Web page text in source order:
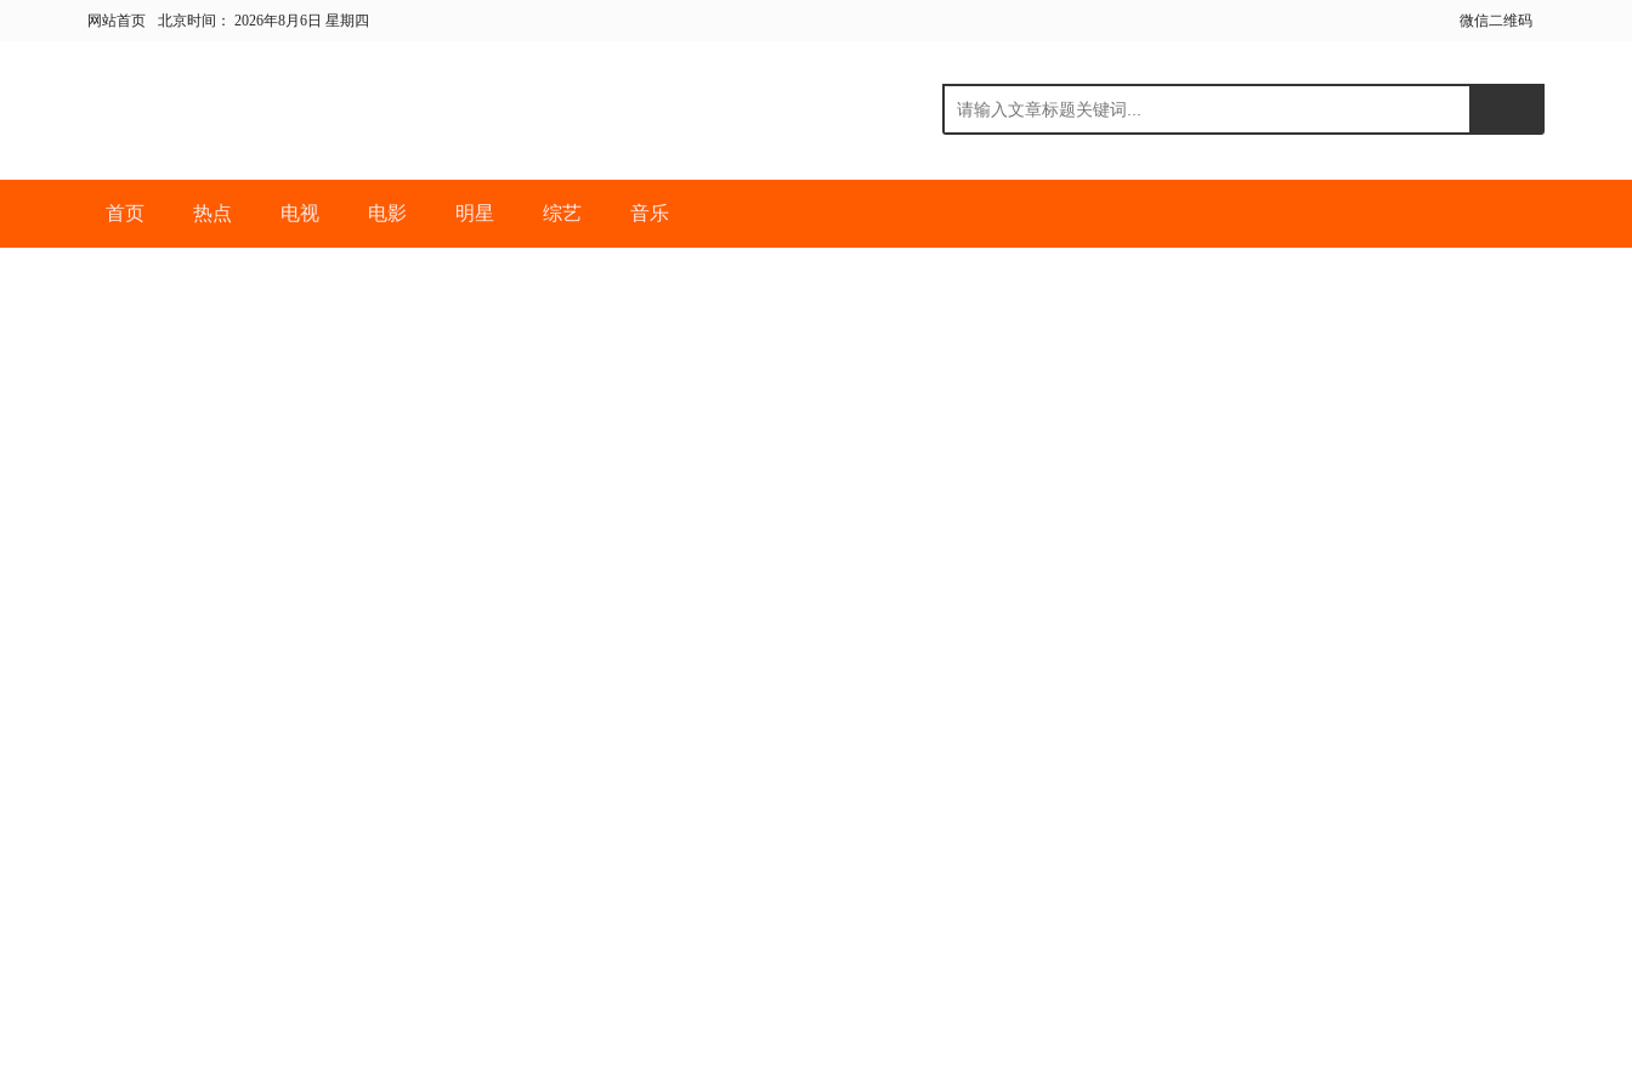
网站首页 北京时间： 2026年8月6日 星期四 微信二维码
首页 热点 电视 电影 明星 综艺 音乐